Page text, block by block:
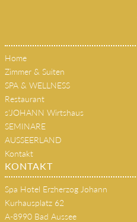
Home
Zimmer & Suiten
SPA & WELLNESS
Restaurant
s'JOHANN Wirtshaus
SEMINARE
AUSSEERLAND
Kontakt
KONTAKT
Spa Hotel Erzherzog Johann
Kurhausplatz 62
A-8990 Bad Aussee